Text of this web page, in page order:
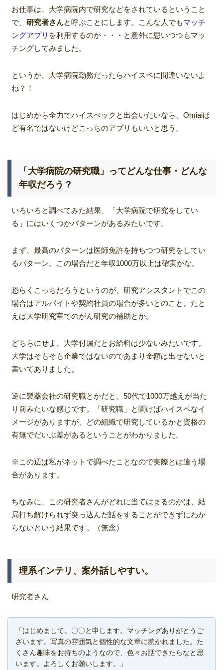
お仕事は、大学病院内で研究などをされているということ
で、 研究者さんと呼ぶことにします。こんな人でもマッチ
ングアプリ を利用するのか・・・と意外に思いつつもマッ
チングしてみました。
というか、大学病院勤務だったらハイスペに間違いないよ
ね？！
はじめから全力でハイスぺックと出会いたいなら、Omiaiほ
ど有名ではないけどこっちのアプリもいいと思う。
「大学病院の研究職」ってどんな仕事・どんな
年収だろう？
いろいろと調べてみた結果、「大学病院で研究をしてい
る」にはいくつかパターンがあるみたいです。
まず、最高のパターンは医師免許を持ちつつ研究をしてい
るパターン。この場合だと年収1000万以上は確実かな。
恐らくこっちだろうというのが、研究アシスタントでこの
場合はアルバイトや契約社員の場合が多いとのこと。たと
えば大学研究室でのがん研究の補助とか。
どちらにせよ、大学付属だとお給料は少ないみたいです。
大学はそもそも企業ではないのであまり金額は出せないと
書いてありました。
逆に製薬会社の研究職とかだと、50代で1000万越えが当た
り前みたいな感じです。「研究職」と聞けばハイスペなイ
メージがありますが、どの組織で研究しているかと資格の
有無でだいぶ差があるということがわかりました。
※この辺は私がネットで調べたことなので実際とは違う場
合があります。
ちなみに、この研究者さんがどれに当てはまるのかは、結
局打ち解けられず突っ込んだ話をすることができずにわか
らないという結果です。（無念）
理系インテリ、案外話しやすい。
研究者さん
「はじめまして。〇〇と申します。マッチングありがとうご
ざいます。写真の雰囲気と個性的な文章に惹かれました。た
くさん趣味をお持ちのようなので、色々お話できたらなと思
います。よろしくお願いします。」